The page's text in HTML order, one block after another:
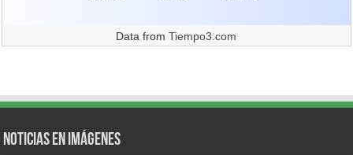
Data fromTiempo3.com
Noticias en Imágenes